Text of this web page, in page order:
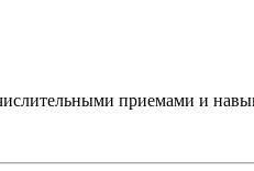
приемами и